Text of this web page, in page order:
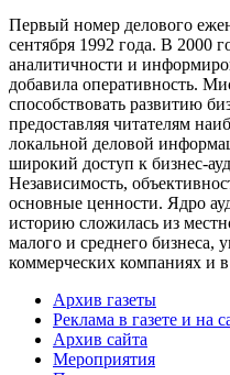
Первый номер делового
сентября 1992 года. В 2000
аналитичности и
добавила оперативность.
способствовать развитию
предоставляя читателям
локальной деловой
широкий доступ к бизнес-
Независимость,
основные ценности. Ядро
историю сложилась из
малого и среднего бизнеса,
коммерческих компаниях и в
Архив газеты
Реклама в газете и на
Архив сайта
Мероприятия